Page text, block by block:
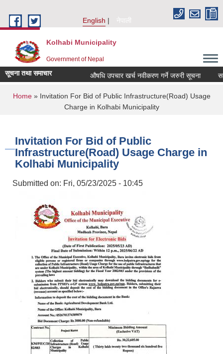
English
नेपाली
Kolhabi Municipality
Government of Nepal
सूचना तथा समाचार औषधि उपचार खर्च नवीकरण गर्ने जरुरी सूचना
You are here
Home» Invitation For Bid of Public Infrastructure(Road) Usage
Charge in Kolhabi Municipality
Invitation For Bid of Public
Infrastructure(Road) Usage Charge in
Kolhabi Municipality
Submitted on: Fri, 05/23/2025 - 10:45